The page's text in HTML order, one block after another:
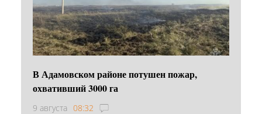
В Адамовском районе потушен пожар,
охвативший 3000 га
9 августа 08:32